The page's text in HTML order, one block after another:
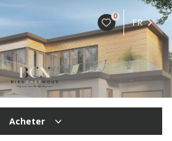
0
FR
Acheter